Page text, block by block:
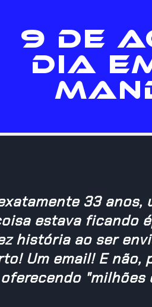
9 DE
DIA
33 anos,
estava ficando
história ao ser
Um email! E não,